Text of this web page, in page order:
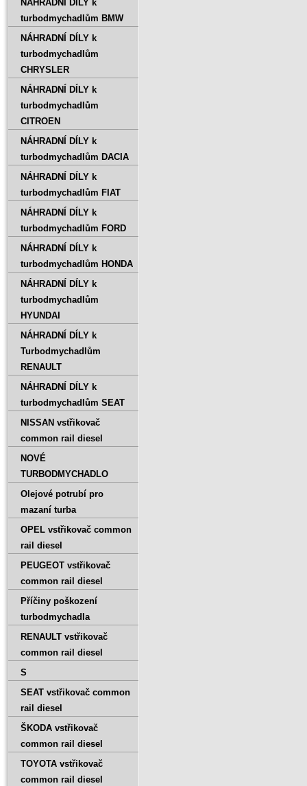
NÁHRADNÍ DÍLY k
turbodmychadlům BMW
NÁHRADNÍ DÍLY k
turbodmychadlům
CHRYSLER
NÁHRADNÍ DÍLY k
turbodmychadlům
CITROEN
NÁHRADNÍ DÍLY k
turbodmychadlům DACIA
NÁHRADNÍ DÍLY k
turbodmychadlům FIAT
NÁHRADNÍ DÍLY k
turbodmychadlům FORD
NÁHRADNÍ DÍLY k
turbodmychadlům HONDA
NÁHRADNÍ DÍLY k
turbodmychadlům
HYUNDAI
NÁHRADNÍ DÍLY k
Turbodmychadlům
RENAULT
NÁHRADNÍ DÍLY k
turbodmychadlům SEAT
NISSAN vstřikovač
common rail diesel
NOVÉ
TURBODMYCHADLO
Olejové potrubí pro
mazaní turba
OPEL vstřikovač common
rail diesel
PEUGEOT vstřikovač
common rail diesel
Příčiny poškození
turbodmychadla
RENAULT vstřikovač
common rail diesel
S
SEAT vstřikovač common
rail diesel
ŠKODA vstřikovač
common rail diesel
TOYOTA vstřikovač
common rail diesel